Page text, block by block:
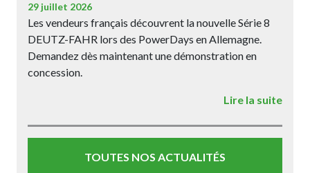
29 juillet 2026
Les vendeurs français découvrent la nouvelle Série 8
DEUTZ-FAHR lors des PowerDays en Allemagne.
Demandez dès maintenant une démonstration en
concession.
Lire la suite
TOUTES NOS ACTUALITÉS